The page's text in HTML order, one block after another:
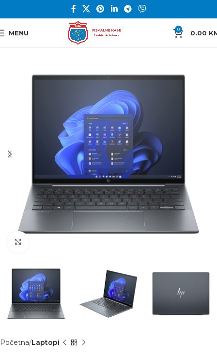
MENU 0 0.00
Početna Laptopi